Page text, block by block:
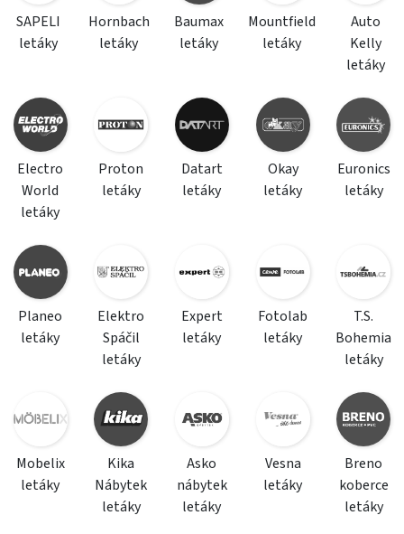
SAPELI
letáky
Hornbach
letáky
Baumax
letáky
Mountfield
letáky
Auto
Kelly
letáky
Electro
World
letáky
Proton
letáky
Datart
letáky
Okay
letáky
Euronics
letáky
Planeo
letáky
Elektro
Spáčil
letáky
Expert
letáky
Fotolab
letáky
T.S.
Bohemia
letáky
Mobelix
letáky
Kika
Nábytek
letáky
Asko
nábytek
letáky
Vesna
letáky
Breno
koberce
letáky